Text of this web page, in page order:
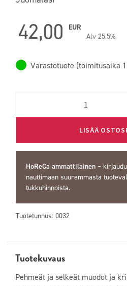
42,00
EUR
Alv 25,5%
Varastotuote (toimitusaika
LISÄÄ
HoReCa ammattilainen –
nauttimaan suuremmasta
tukkuhinnoista.
Tuotetunnus: 0032
Tuotekuvaus
Pehmeät ja selkeät muodot ja